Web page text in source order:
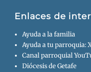
Enlaces de
Ayuda a la familia
Ayuda a tu parroquia:
Canal parroquial
Diócesis de Getafe